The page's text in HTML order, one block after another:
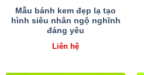
Mẫu bánh kem đẹp lạ tạo
hình siêu nhân ngộ nghĩnh
đáng yêu
Liên hệ